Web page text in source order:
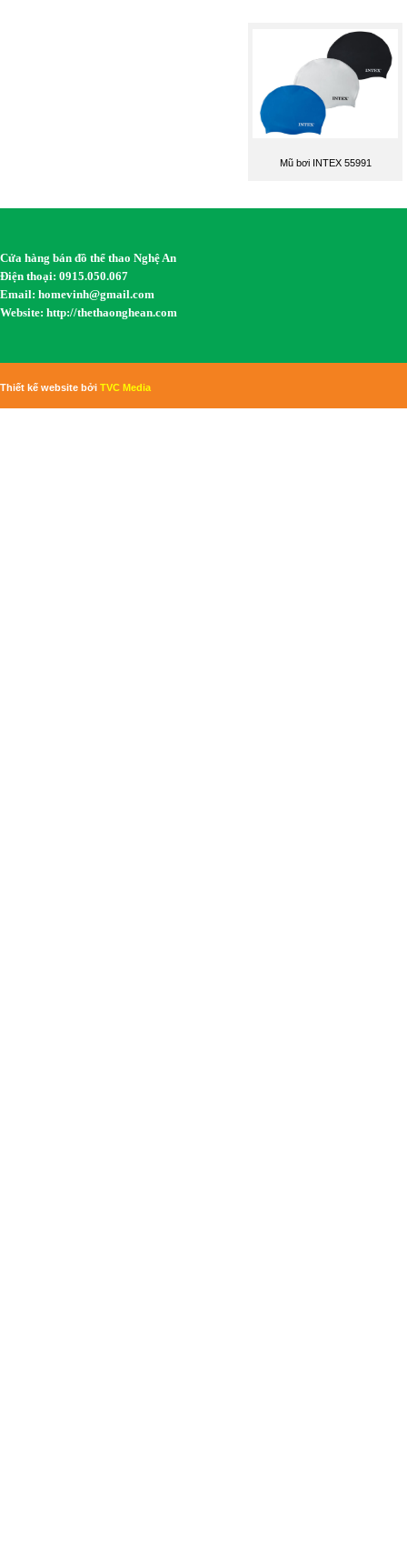
Mũ bơi INTEX 55991
Cửa hàng bán đồ thể thao Nghệ An
Điện thoại: 0915.050.067
Email: homevinh@gmail.com
Website: http://thethaonghean.com
Thiết kế website bởi TVC Media